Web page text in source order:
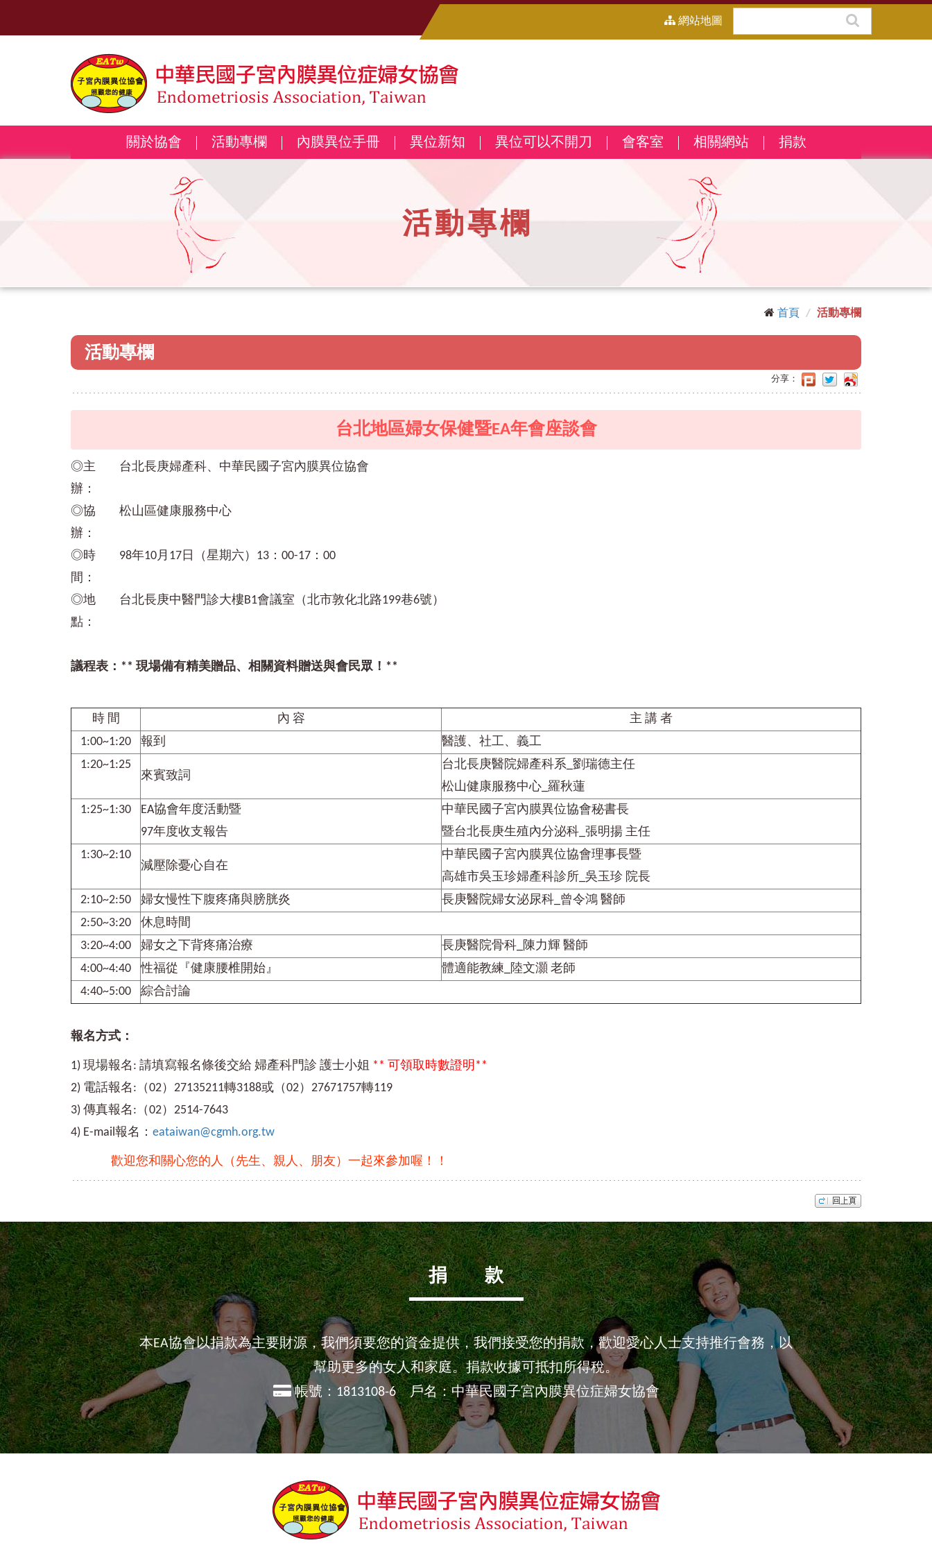
網站地圖
關於協會 活動專欄 內膜異位手冊 異位新知 異位可以不開刀 會客室 相關網站 捐款
活動專欄
首頁 活動專欄
活動專欄
分享：
台北地區婦女保健暨EA年會座談會
◎主
辦：
台北長庚婦產科、中華民國子宮內膜異位協會
◎協
辦：
松山區健康服務中心
◎時
間：
98年10月17日（星期六）13：00-17：00
◎地
點：
台北長庚中醫門診大樓B1會議室（北市敦化北路199巷6號）
議程表：** 現場備有精美贈品、相關資料贈送與會民眾！**
時 間 內 容
主 講 者
1:00~1:20
報到
醫護、社工、義工
1:20~1:25
來賓致詞
台北長庚醫院婦產科系_劉瑞德主任
松山健康服務中心_羅秋蓮
1:25~1:30
EA協會年度活動暨
97年度收支報告
中華民國子宮內膜異位協會秘書長
暨台北長庚生殖內分泌科_張明揚 主任
1:30~2:10
減壓除憂心自在
中華民國子宮內膜異位協會理事長暨
高雄市吳玉珍婦產科診所_吳玉珍 院長
2:10~2:50
婦女慢性下腹疼痛與膀胱炎
長庚醫院婦女泌尿科_曾令鴻 醫師
2:50~3:20
休息時間
3:20~4:00
婦女之下背疼痛治療
長庚醫院骨科_陳力輝 醫師
4:00~4:40
性福從『健康腰椎開始』
體適能教練_陸文灝 老師
4:40~5:00
綜合討論
報名方式：
1) 現場報名: 請填寫報名條後交給 婦產科門診 護士小姐 ** 可領取時數證明**
2) 電話報名:（02）27135211轉3188或（02）27671757轉119
3) 傳真報名:（02）2514-7643
4) E-mail報名： eataiwan@cgmh.org.tw
歡迎您和關心您的人（先生、親人、朋友）一起來參加喔！！
捐 款
本EA協會以捐款為主要財源，我們須要您的資金提供，我們接受您的捐款，歡迎愛心人士支持推行會務，以
幫助更多的女人和家庭。捐款收據可抵扣所得稅。
帳號：1813108-6 戶名：中華民國子宮內膜異位症婦女協會